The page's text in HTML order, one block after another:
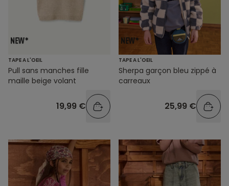
TAPE A L'OEIL
Pull sans manches fille
maille beige volant
19,99 €
TAPE A L'OEIL
Sherpa garçon bleu zippé à
carreaux
25,99 €